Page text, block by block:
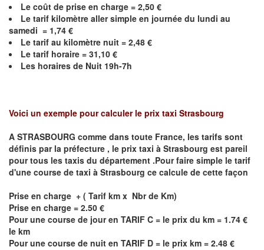
Le coût de prise en charge = 2,50 €
Le tarif kilomètre aller simple en journée du lundi au
samedi = 1,74 €
Le tarif au kilomètre nuit = 2,48 €
Le tarif horaire = 31,10 €
Les horaires de Nuit 19h-7h
Voici un exemple pour calculer le prix taxi Strasbourg
A STRASBOURG comme dans toute France, les tarifs sont
définis par la préfecture , le prix taxi à Strasbourg est pareil
pour tous les taxis du département .Pour faire simple le tarif
d'une course de taxi à Strasbourg ce calcule de cette façon
Prise en charge + ( Tarif km x Nbr de Km)
Prise en charge = 2.50 €
Pour une course de jour en TARIF C = le prix du km = 1.74 €
le km
Pour une course de nuit en TARIF D = le prix km = 2.48 €